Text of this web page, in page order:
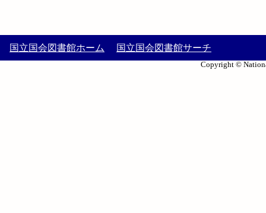
国立国会図書館ホーム 国立国会図書館サーチ
Copyright ©